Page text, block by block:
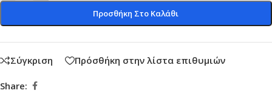
Προσθήκη Στο Καλάθι
Σύγκριση Πρόσθήκη στην λίστα επιθυμιών
Share: